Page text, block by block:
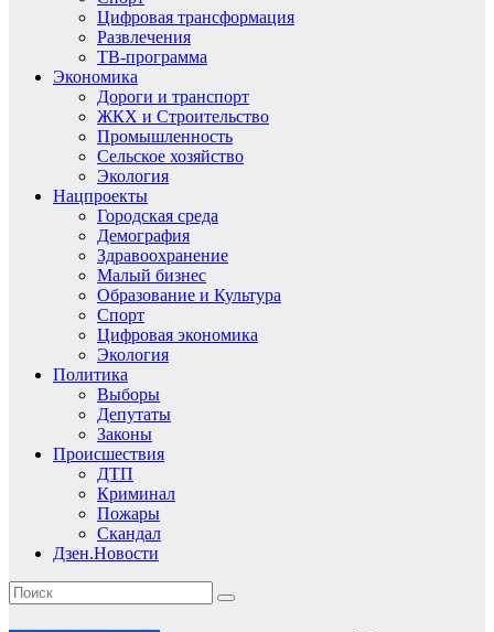
Цифровая трансформация
Развлечения
ТВ-программа
Экономика
Дороги и транспорт
ЖКХ и Строительство
Промышленность
Сельское хозяйство
Экология
Нацпроекты
Городская среда
Демография
Здравоохранение
Малый бизнес
Образование и Культура
Спорт
Цифровая экономика
Экология
Политика
Выборы
Депутаты
Законы
Происшествия
ДТП
Криминал
Пожары
Скандал
Дзен.Новости